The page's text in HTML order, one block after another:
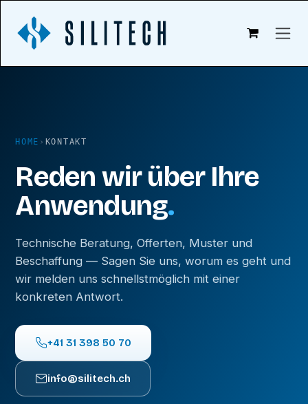
HOME › KONTAKT
Reden wir über Ihre
Anwendung.
Technische Beratung, Offerten, Muster und
Beschaffung — Sagen Sie uns, worum es geht und
wir melden uns schnellstmöglich mit einer
konkreten Antwort.
+41 31 398 50 70
info@silitech.ch